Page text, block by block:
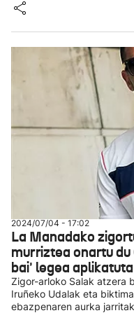
2024/07/04 - 17:02
La Manadako
murriztea onartu
bai' legea aplikatuta
Zigor-arloko Salak atzera
Iruñeko Udalak eta
ebazpenaren aurka